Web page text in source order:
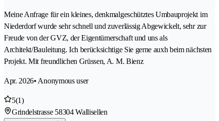
Meine Anfrage für ein kleines, denkmalgeschütztes Umbauprojekt im
Niederdorf wurde sehr schnell und zuverlässig Abgewickelt, sehr zur
Freude von der GVZ, der Eigentümerschaft und uns als
Architekt/Bauleitung. Ich berücksichtige Sie gerne auxh beim nächsten
Projekt. Mit freundlichen Grüssen, A. M. Bienz
Apr. 2026• Anonymous user
5(1)
Grindelstrasse 58304 Wallisellen